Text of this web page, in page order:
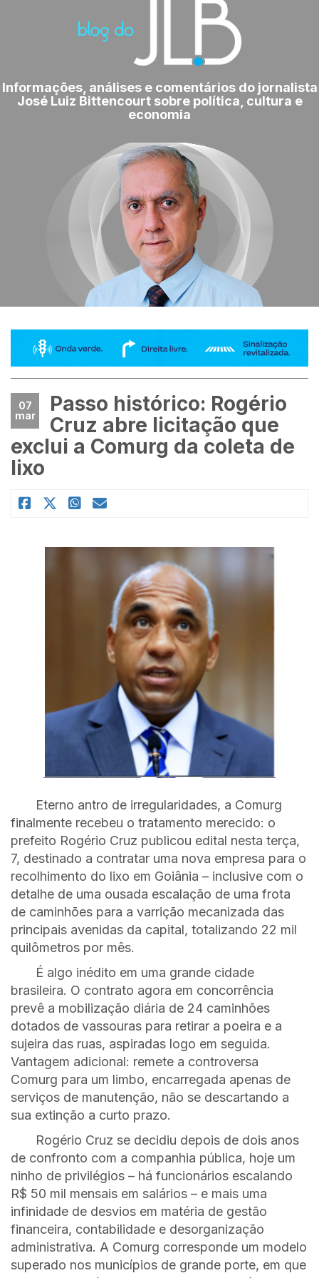
Informações, análises e comentários do jornalista
José Luiz Bittencourt sobre política, cultura e
economia
07
mar
Passo histórico: Rogério
Cruz abre licitação que
exclui a Comurg da coleta de
lixo
Eterno antro de irregularidades, a Comurg
finalmente recebeu o tratamento merecido: o
prefeito Rogério Cruz publicou edital nesta terça,
7, destinado a contratar uma nova empresa para o
recolhimento do lixo em Goiânia – inclusive com o
detalhe de uma ousada escalação de uma frota
de caminhões para a varrição mecanizada das
principais avenidas da capital, totalizando 22 mil
quilômetros por mês.
É algo inédito em uma grande cidade
brasileira. O contrato agora em concorrência
prevê a mobilização diária de 24 caminhões
dotados de vassouras para retirar a poeira e a
sujeira das ruas, aspiradas logo em seguida.
Vantagem adicional: remete a controversa
Comurg para um limbo, encarregada apenas de
serviços de manutenção, não se descartando a
sua extinção a curto prazo.
Rogério Cruz se decidiu depois de dois anos
de confronto com a companhia pública, hoje um
ninho de privilégios – há funcionários escalando
R$ 50 mil mensais em salários – e mais uma
infinidade de desvios em matéria de gestão
financeira, contabilidade e desorganização
administrativa. A Comurg corresponde um modelo
superado nos municípios de grande porte, em que